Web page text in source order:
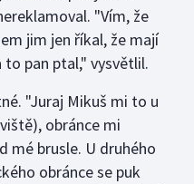
"Vím, že
jim jen říkal, že mají
to pan ptal," vysvětlil.
"Juraj Mikuš mi to u
obránce mi
mé brusle. U druhého
obránce se puk